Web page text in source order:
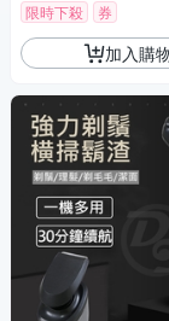
限時下殺
券
加入購